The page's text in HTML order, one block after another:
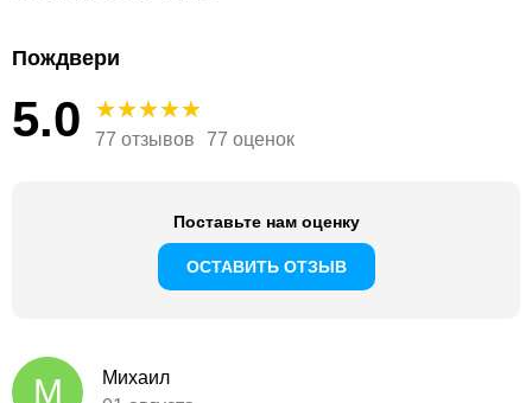
Пождвери
5.0 77 отзывов 77 оценок
Поставьте нам оценку
ОСТАВИТЬ ОТЗЫВ
М
Михаил